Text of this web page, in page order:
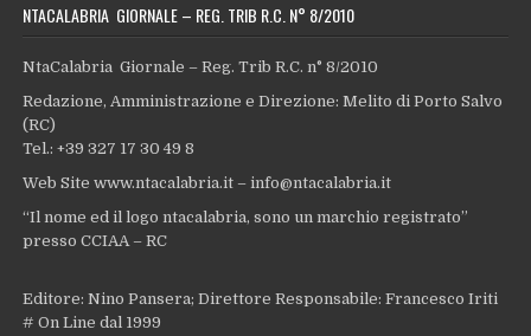
NTACALABRIA GIORNALE – REG. TRIB R.C. N° 8/2010
NtaCalabria Giornale – Reg. Trib R.C. n° 8/2010
Redazione, Amministrazione e Direzione: Melito di Porto Salvo
(RC)
Tel.: +39 327 17 30 49 8
Web Site www.ntacalabria.it – info@ntacalabria.it
“Il nome ed il logo ntacalabria, sono un marchio registrato”
presso CCIAA – RC
Editore: Nino Pansera; Direttore Responsabile: Francesco Iriti
# On Line dal 1999